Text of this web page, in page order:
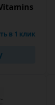
в 1 клик